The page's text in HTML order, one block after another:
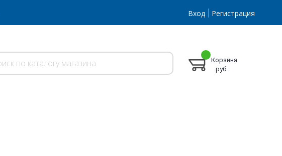
Вход Регистрация
Корзина
руб.